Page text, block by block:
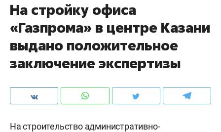
На стройку офиса
«Газпрома» в центре Казани
выдано положительное
заключение экспертизы
На строительство административно-